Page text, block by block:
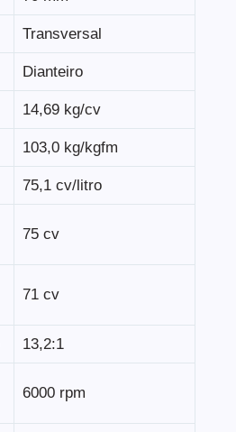
Transversal
Dianteiro
14,69 kg/cv
103,0 kg/kgfm
75,1 cv/litro
75 cv
71 cv
13,2:1
6000 rpm